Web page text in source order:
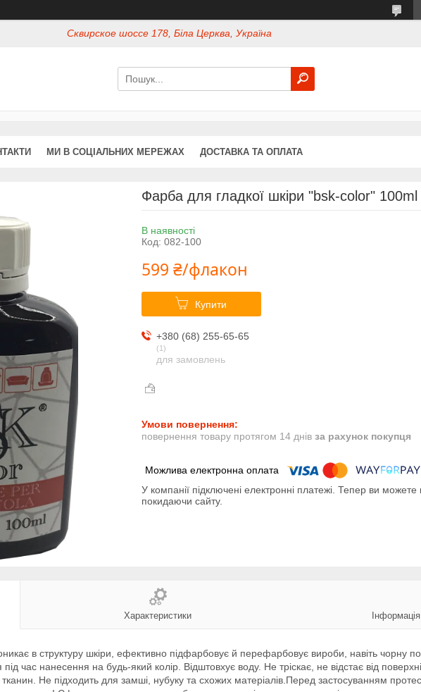
Сквирское шоссе 178, Біла Церква, Україна
МИ В СОЦІАЛЬНИХ МЕРЕЖАХ ДОСТАВКА ТА ОПЛАТА
Фарба для гладкої шкіри "bsk-color"
В наявності
Код: 082-100
599 ₴/флакон
Купити
+380 (68) 255-65-65
1
для замовлень
повернення товару протягом 14 днів за рахунок покупця
У компанії підключені електронні платежі. Тепер ви
покидаючи сайту.
Характеристики
в структуру шкіри, ефективно підфарбовує й перефарбовує вироби, навіть чорну
час нанесення на будь-який колір. Відштовхує воду. Не тріскає, не відстає від
Не підходить для замші, нубуку та схожих матеріалів.Перед застосуванням